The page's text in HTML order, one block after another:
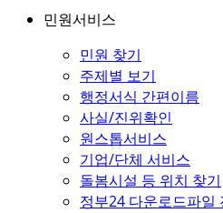
민원서비스
민원 찾기
주제별 보기
행정서식 간편이름
사실/진위확인
원스톱서비스
기업/단체 서비스
돌봄시설 등 위치 찾기
정부24 다운로드파일